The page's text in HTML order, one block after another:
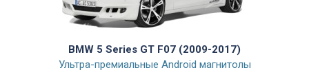
BMW 5 Series GT F07 (2009-2017)
Ультра-премиальные Android магнитолы